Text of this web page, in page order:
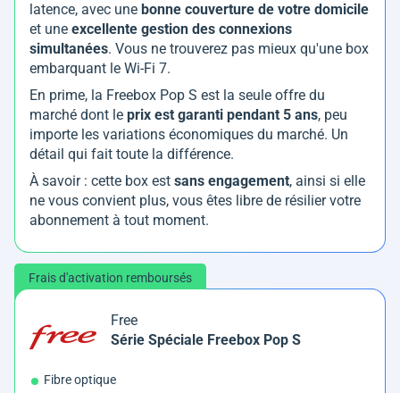
latence, avec une bonne couverture de votre domicile
et une excellente gestion des connexions
simultanées. Vous ne trouverez pas mieux qu'une box
embarquant le Wi-Fi 7.
En prime, la Freebox Pop S est la seule offre du
marché dont le prix est garanti pendant 5 ans, peu
importe les variations économiques du marché. Un
détail qui fait toute la différence.
À savoir : cette box est sans engagement, ainsi si elle
ne vous convient plus, vous êtes libre de résilier votre
abonnement à tout moment.
Frais d'activation remboursés
Free
Série Spéciale Freebox Pop S
Fibre optique